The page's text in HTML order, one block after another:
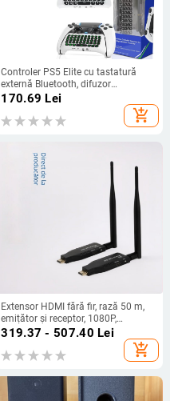
Controler PS5 Elite cu tastatură
externă Bluetooth, difuzor
încorporat, intrare pentru chat vocal
170.69 Lei
add_shopping_cart
Extensor HDMI fără fir, rază 50 m,
emițător și receptor, 1080P,
conectori placate cu aur
319.37 - 507.40 Lei
add_shopping_cart